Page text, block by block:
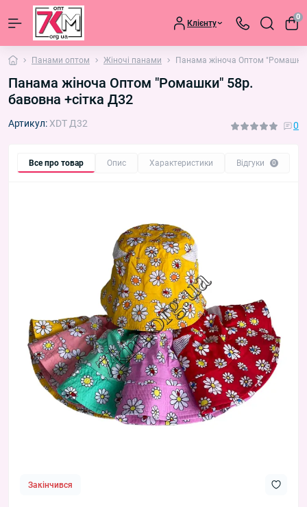
Клієнту
0
Панами оптом Жіночі панами Панама жіноча Оптом
Панама жіноча Оптом "Ромашки" 58р.
бавовна +сітка Д32
Артикул:XDT Д32 0
Все про товар Опис Характеристики Відгуки 0
Закінчився